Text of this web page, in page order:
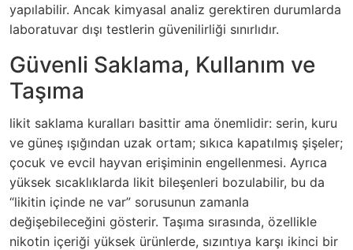
yapılabilir. Ancak kimyasal analiz gerektiren durumlarda
laboratuvar dışı testlerin güvenilirliği sınırlıdır.
Güvenli Saklama, Kullanım ve
Taşıma
likit saklama kuralları basittir ama önemlidir: serin, kuru
ve güneş ışığından uzak ortam; sıkıca kapatılmış şişeler;
çocuk ve evcil hayvan erişiminin engellenmesi. Ayrıca
yüksek sıcaklıklarda likit bileşenleri bozulabilir, bu da
“likitin içinde ne var” sorusunun zamanla
değişebileceğini gösterir. Taşıma sırasında, özellikle
nikotin içeriği yüksek ürünlerde, sızıntıya karşı ikinci bir